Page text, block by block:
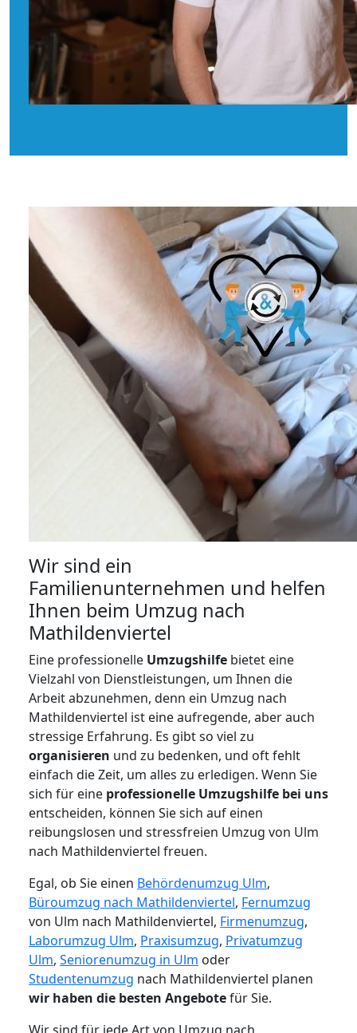
Wir sind ein
Familienunternehmen und helfen
Ihnen beim Umzug nach
Mathildenviertel
Eine professionelle Umzugshilfe bietet eine
Vielzahl von Dienstleistungen, um Ihnen die
Arbeit abzunehmen, denn ein Umzug nach
Mathildenviertel ist eine aufregende, aber auch
stressige Erfahrung. Es gibt so viel zu
organisieren und zu bedenken, und oft fehlt
einfach die Zeit, um alles zu erledigen. Wenn Sie
sich für eine professionelle Umzugshilfe bei uns
entscheiden, können Sie sich auf einen
reibungslosen und stressfreien Umzug von Ulm
nach Mathildenviertel freuen.
Egal, ob Sie einen Behördenumzug Ulm,
Büroumzug nach Mathildenviertel, Fernumzug
von Ulm nach Mathildenviertel, Firmenumzug,
Laborumzug Ulm, Praxisumzug, Privatumzug
Ulm, Seniorenumzug in Ulm oder
Studentenumzug nach Mathildenviertel planen
wir haben die besten Angebotefür Sie.